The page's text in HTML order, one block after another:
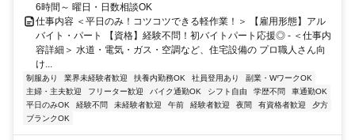
6時間～ 曜日・日数相談OK
仕事内容 ＜平日のみ！コツコツできる軽作業！＞ 【雇用形態】アル
バイト・パート 【資格】経験不問！初バイトパート応援◎ - ＜仕事内
容詳細＞ 水道・電気・ガス・空調など、住宅設備の プロ職人さん向
け...
制服あり 業界未経験者歓迎 扶養内勤務OK 社員登用あり
副業・WワークOK
主婦・主夫歓迎
フリーター歓迎 バイク通勤OK シフト自由 学歴不問
車通勤OK
平日のみOK
経験不問 未経験者歓迎 午前 経験者歓迎 夜間 有資格者歓迎
夕方
ブランクOK